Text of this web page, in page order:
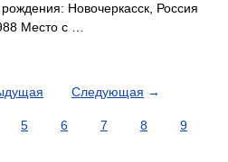
Новочеркасск, Россия
Место с …
Следующая →
5 6 7 8
9